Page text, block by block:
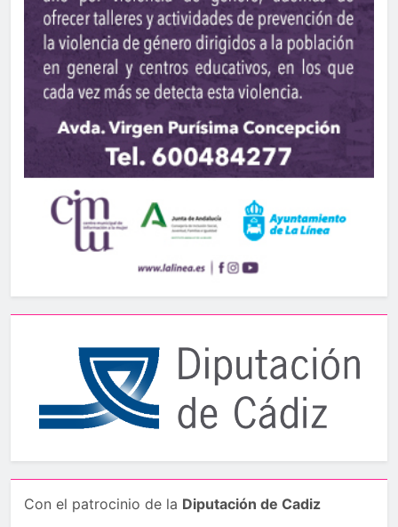
Con el patrocinio de la Diputación de Cadiz